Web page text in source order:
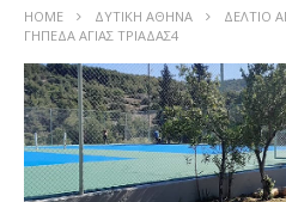
HOME ΔΥΤΙΚΉ ΑΘΉΝΑ ΔΕΛΤΙΟ
ΓΗΠΕΔΑ ΑΓΙΑΣ ΤΡΙΑΔΑΣ4